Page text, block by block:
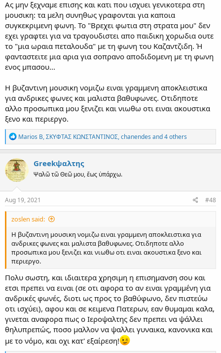
Ας μην ξεχναμε επισης και κατι που ισχυει γενικοτερα στη
μουσικη: τα μελη συνηθως γραφονται για καποια
συγκεκριμενη φωνη. Το "Βρεχει φωτια στη στρατα μου" δεν
εχει γραφτει για να τραγουδιστει απο παιδικη χορωδια ουτε
το "μια ωραια πεταλουδα" με τη φωνη του Καζαντζιδη. Ή
φανταστειτε μια αρια για σοπρανο αποδιδομενη με τη φωνη
ενος μπασου...
Η βυζαντινη μουσικη νομιζω ειναι γραμμενη αποκλειστικα
για ανδρικες φωνες και μαλιστα βαθυφωνες. Οτιδηποτε
αλλο προσωπικα μου ξενιζει και νιωθω οτι ειναι ακουστικα
ξενο και περιεργο.
R
e
a
c
t
i
o
n
s
Marios B,ΣΚΥΦΤΑΣ ΚΩΝΣΤΑΝΤΙΝΟΣ,chanendes and 4 others
Greekψαλτης
Ψαλῶ τῶ Θεῶ μου, ἕως ὑπάρχω.
Aug 19, 2021 #48
zoslen said:
Η βυζαντινη μουσικη νομιζω ειναι γραμμενη αποκλειστικα για
ανδρικες φωνες και μαλιστα βαθυφωνες. Οτιδηποτε αλλο
προσωπικα μου ξενιζει και νιωθω οτι ειναι ακουστικα ξενο και
περιεργο.
Πολυ σωστη, και ιδιαιτερα χρησιμη η επισημανση σου και
ετσι πρεπει να ειναι (σε οτι αφορα το αν ειναι γραμμένη για
ανδρικές φωνές, διοτι ως προς το βαθύφωνο, δεν πιστεύω
οτι ισχύει), αφου και σε κειμενα Πατερων, εαν θυμαμαι καλα,
γινεται αναφορα πως ο Ιεροψαλτης δεν πρεπει να ψάλλει
θηλυπρεπώς, ποσο μαλλον να ψαλλει γυναικα, κανονικα και
με το νόμο, και οχι κατ' εξαίρεση!